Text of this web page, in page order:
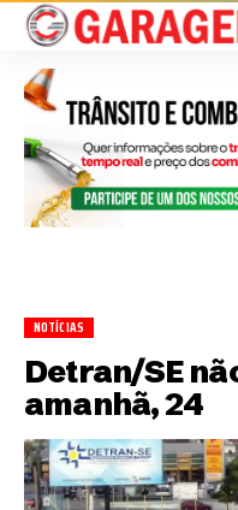
NOTÍCIAS
Detran/SE
amanhã, 24